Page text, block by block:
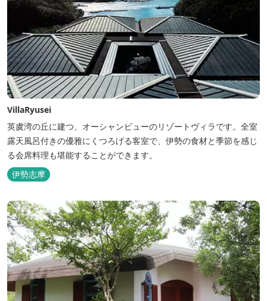
VillaRyusei
英虞湾の丘に建つ、オーシャンビューのリゾートヴィラです。全室
露天風呂付きの優雅にくつろげる客室で、伊勢の食材と季節を感じ
る会席料理も堪能することができます。
伊勢志摩